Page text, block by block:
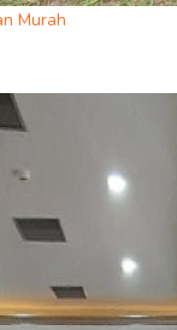
Murah